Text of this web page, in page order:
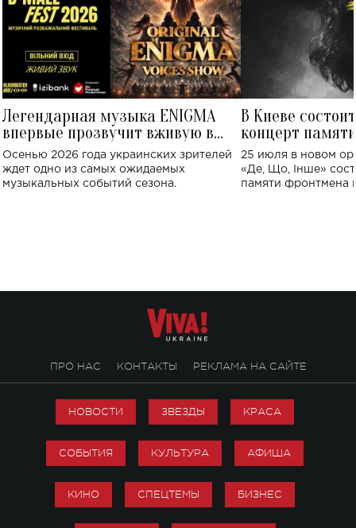
Легендарная музыка ENIGMA
впервые прозвучит вживую в
Украине: где состоится концерт
Осенью 2026 года украинских зрителей
ждет одно из самых ожидаемых
музыкальных событий сезона.
В Киеве
концерт
Клименко:
исполнят песни
25 июля в новом
«Де, Що, Інше»
памяти фронтмена
ПРО НАС КОНТАКТЫ РЕКЛАМА НА САЙТЕ
НОВОСТИ ЗВЕЗДЫ КРАСА
СОБЫТИЯ КУЛЬТУРА АФИША
КИНО СПЕЦТЕМЫ БИЗНЕС